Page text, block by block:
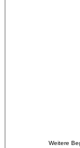
Weitere